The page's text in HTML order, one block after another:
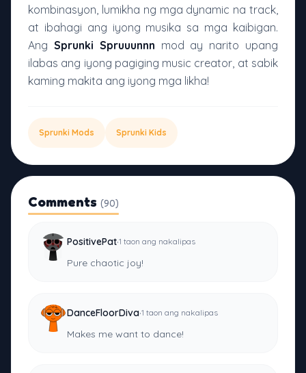
kombinasyon, lumikha ng mga dynamic na track,
at ibahagi ang iyong musika sa mga kaibigan.
Ang Sprunki Spruuunnn mod ay narito upang
ilabas ang iyong pagiging music creator, at sabik
kaming makita ang iyong mga likha!
Sprunki Mods Sprunki Kids
Comments (90)
PositivePat·1 taon ang nakalipas
Pure chaotic joy!
DanceFloorDiva·1 taon ang nakalipas
Makes me want to dance!